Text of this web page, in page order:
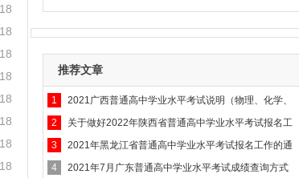
推荐文章
1
2021广西普通高中学业水平考试说明（物理、化学、
生物
2
关于做好2022年陕西省普通高中学业水平考试报名工
作的
3
2021年黑龙江省普通高中学业水平考试报名工作的通
知
4
2021年7月广东普通高中学业水平考试成绩查询方式